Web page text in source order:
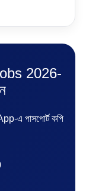
2026-
এ পাসপোর্ট কপি